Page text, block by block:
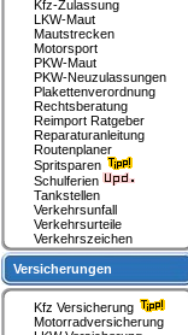
Kfz-Zulassung
LKW-Maut
Mautstrecken
Motorsport
PKW-Maut
PKW-Neuzulassungen
Plakettenverordnung
Rechtsberatung
Reimport Ratgeber
Reparaturanleitung
Routenplaner
Spritsparen
Schulferien
Tankstellen
Verkehrsunfall
Verkehrsurteile
Verkehrszeichen
Versicherungen
Kfz Versicherung
Motorradversicherung